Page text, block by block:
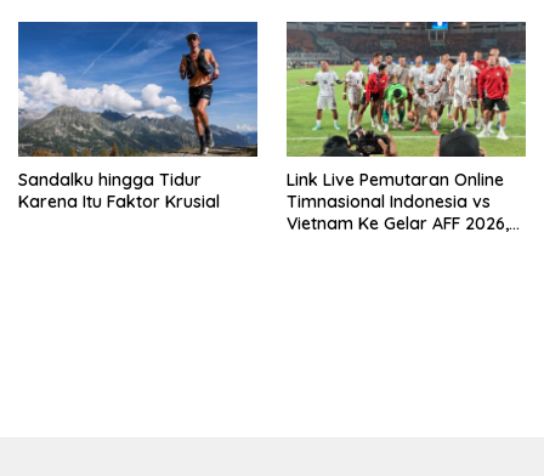
Sandalku hingga Tidur
Karena Itu Faktor Krusial
Link Live Pemutaran Online
Timnasional Indonesia vs
Vietnam Ke Gelar AFF 2026,